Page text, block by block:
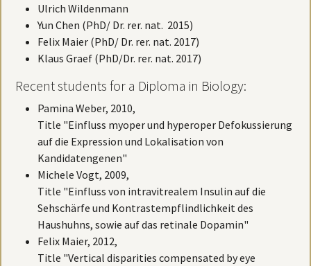
Ulrich Wildenmann
Yun Chen (PhD/ Dr. rer. nat. 2015)
Felix Maier (PhD/ Dr. rer. nat. 2017)
Klaus Graef (PhD/Dr. rer. nat. 2017)
Recent students for a Diploma in Biology:
Pamina Weber, 2010,
Title "Einfluss myoper und hyperoper Defokussierung
auf die Expression und Lokalisation von
Kandidatengenen"
Michele Vogt, 2009,
Title "Einfluss von intravitrealem Insulin auf die
Sehschärfe und Kontrastempflindlichkeit des
Haushuhns, sowie auf das retinale Dopamin"
Felix Maier, 2012,
Title "Vertical disparities compensated by eye